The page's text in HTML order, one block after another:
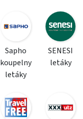
Sapho
koupelny
letáky
SENESI
letáky